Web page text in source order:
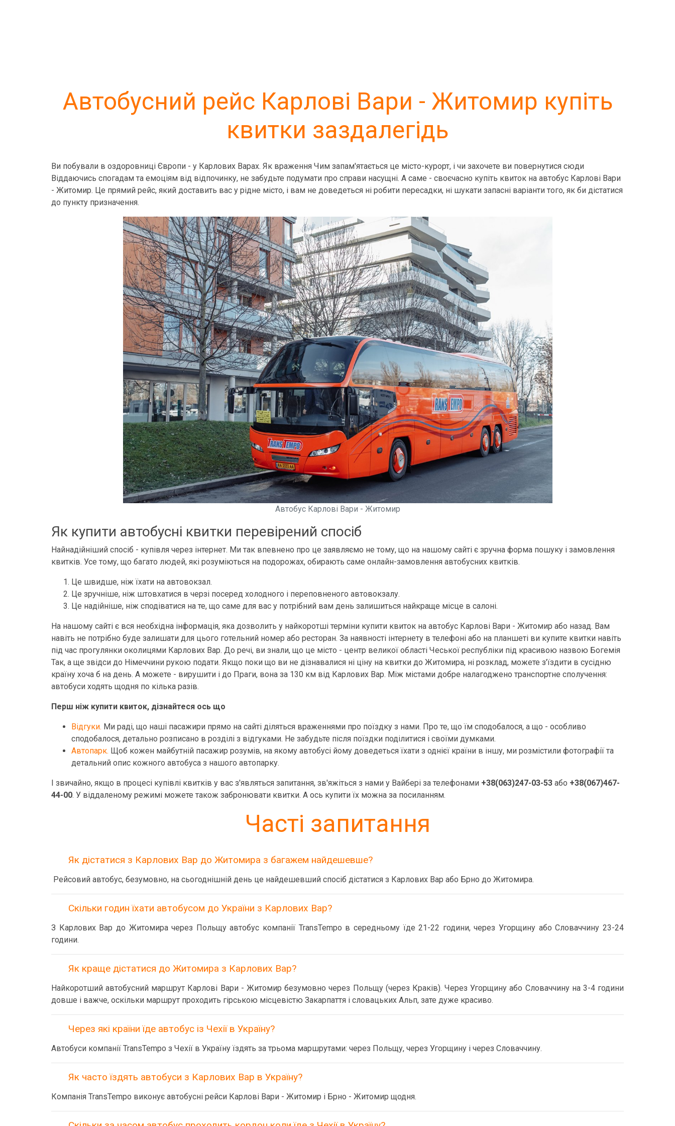
Автобусний рейс Карлові Вари - Житомир купіть
квитки заздалегідь
Ви побували в оздоровниці Європи - у Карлових Варах. Як враження Чим запам'ятається це місто-курорт, і чи захочете ви повернутися сюди
Віддаючись спогадам та емоціям від відпочинку, не забудьте подумати про справи насущні. А саме - своєчасно купіть квиток на автобус Карлові Вари
- Житомир. Це прямий рейс, який доставить вас у рідне місто, і вам не доведеться ні робити пересадки, ні шукати запасні варіанти того, як би дістатися
до пункту призначення.
Автобус Карлові Вари - Житомир
Як купити автобусні квитки перевірений спосіб
Найнадійніший спосіб - купівля через інтернет. Ми так впевнено про це заявляємо не тому, що на нашому сайті є зручна форма пошуку і замовлення
квитків. Усе тому, що багато людей, які розуміються на подорожах, обирають саме онлайн-замовлення автобусних квитків.
Це швидше, ніж їхати на автовокзал.
Це зручніше, ніж штовхатися в черзі посеред холодного і переповненого автовокзалу.
Це надійніше, ніж сподіватися на те, що саме для вас у потрібний вам день залишиться найкраще місце в салоні.
На нашому сайті є вся необхідна інформація, яка дозволить у найкоротші терміни купити квиток на автобус Карлові Вари - Житомир або назад. Вам
навіть не потрібно буде залишати для цього готельний номер або ресторан. За наявності інтернету в телефоні або на планшеті ви купите квитки навіть
під час прогулянки околицями Карлових Вар. До речі, ви знали, що це місто - центр великої області Чеської республіки під красивою назвою Богемія
Так, а ще звідси до Німеччини рукою подати. Якщо поки що ви не дізнавалися ні ціну на квитки до Житомира, ні розклад, можете з'їздити в сусідню
країну хоча б на день. А можете - вирушити і до Праги, вона за 130 км від Карлових Вар. Між містами добре налагоджено транспортне сполучення:
автобуси ходять щодня по кілька разів.
Перш ніж купити квиток, дізнайтеся ось що
Відгуки. Ми раді, що наші пасажири прямо на сайті діляться враженнями про поїздку з нами. Про те, що їм сподобалося, а що - особливо
сподобалося, детально розписано в розділі з відгуками. Не забудьте після поїздки поділитися і своїми думками.
Автопарк. Щоб кожен майбутній пасажир розумів, на якому автобусі йому доведеться їхати з однієї країни в іншу, ми розмістили фотографії та
детальний опис кожного автобуса з нашого автопарку.
І звичайно, якщо в процесі купівлі квитків у вас з'являться запитання, зв'яжіться з нами у Вайбері за телефонами +38(063)247-03-53 або +38(067)467-
44-00. У віддаленому режимі можете також забронювати квитки. А ось купити їх можна за посиланням.
Часті запитання
Як дістатися з Карлових Вар до Житомира з багажем найдешевше?
Рейсовий автобус, безумовно, на сьогоднішній день це найдешевший спосіб дістатися з Карлових Вар або Брно до Житомира.
Скільки годин їхати автобусом до України з Карлових Вар?
З Карлових Вар до Житомира через Польщу автобус компанії TransTempo в середньому їде 21-22 години, через Угорщину або Словаччину 23-24
години.
Як краще дістатися до Житомира з Карлових Вар?
Найкоротший автобусний маршрут Карлові Вари - Житомир безумовно через Польщу (через Краків). Через Угорщину або Словаччину на 3-4 години
довше і важче, оскільки маршрут проходить гірською місцевістю Закарпаття і словацьких Альп, зате дуже красиво.
Через які країни їде автобус із Чехії в Україну?
Автобуси компанії TransTempo з Чехії в Україну їздять за трьома маршрутами: через Польщу, через Угорщину і через Словаччину.
Як часто їздять автобуси з Карлових Вар в Україну?
Компанія TransTempo виконує автобусні рейси Карлові Вари - Житомир і Брно - Житомир щодня.